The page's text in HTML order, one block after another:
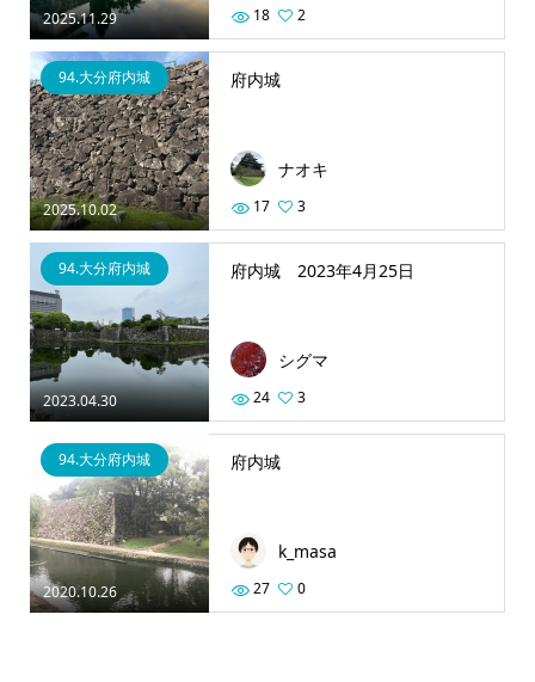
2025.11.29 18 2
2025.10.02
94.大分府内城 府内城
ナオキ
17 3
2023.04.30
94.大分府内城 府内城 2023年4月25日
シグマ
24 3
2020.10.26
94.大分府内城 府内城
k_masa
27 0